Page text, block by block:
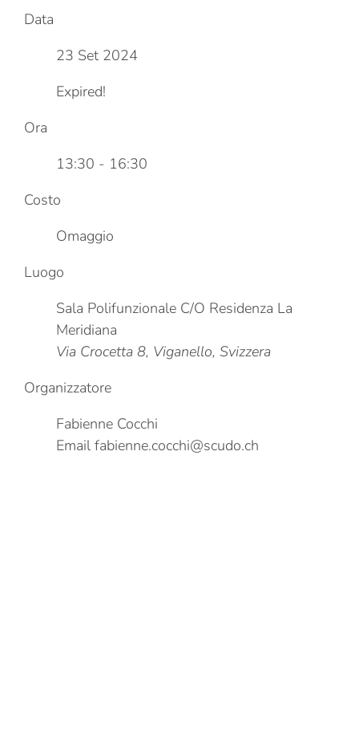
Data
23 Set 2024
Expired!
Ora
13:30 - 16:30
Costo
Omaggio
Luogo
Sala Polifunzionale C/O Residenza La
Meridiana
Via Crocetta 8, Viganello, Svizzera
Organizzatore
Fabienne Cocchi
Email fabienne.cocchi@scudo.ch